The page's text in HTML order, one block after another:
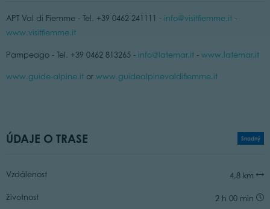
APT Val di Fiemme - Tel. +39 0462 241111 - info@visitfiemme.it-
www.visitfiemme.it
Pampeago - Tel. +39 0462 813265 - info@latemar.it- www.latemar.it
www.guide-alpine.itor www.guidealpinevaldifiemme.it
ÚDAJE O TRASE Snadný
Vzdálenost 4,8 km
životnost 2 h 00 min